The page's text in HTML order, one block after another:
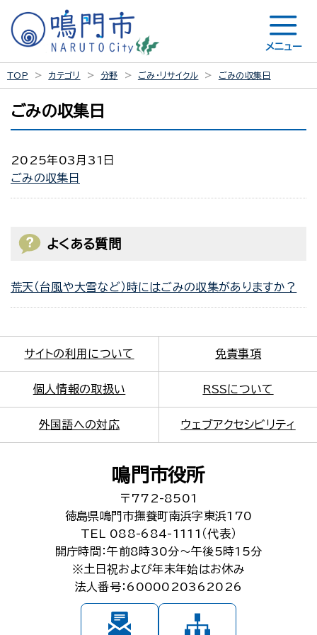
メニュー
TOP カテゴリ 分野 ごみ・リサイクル ごみの収集日
ごみの収集日
2025年03月31日
ごみの収集日
よくある質問
荒天（台風や大雪など）時にはごみの収集がありますか？
サイトの利用について 免責事項
個人情報の取扱い RSSについて
外国語への対応 ウェブアクセシビリティ
鳴門市役所
〒772-8501
徳島県鳴門市撫養町南浜字東浜170
TEL 088-684-1111（代表）
開庁時間：午前8時30分～午後5時15分
※土日祝および年末年始はお休み
法人番号：6000020362026